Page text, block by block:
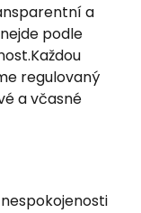
a
podle
regulovaný
a včasné